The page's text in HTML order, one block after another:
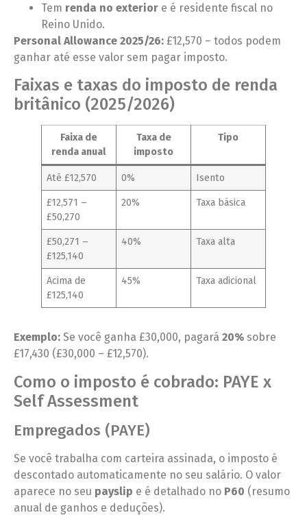
Tem renda no exterior e é residente fiscal no
Reino Unido.
Personal Allowance 2025/26: £12,570 – todos podem
ganhar até esse valor sem pagar imposto.
Faixas e taxas do imposto de renda
britânico (2025/2026)
Faixa de
renda anual
Taxa de
imposto
Tipo
Até £12,570 0% Isento
£12,571 –
£50,270
20% Taxa básica
£50,271 –
£125,140
40% Taxa alta
Acima de
£125,140
45% Taxa adicional
Exemplo: Se você ganha £30,000, pagará 20% sobre
£17,430 (£30,000 – £12,570).
Como o imposto é cobrado: PAYE x
Self Assessment
Empregados (PAYE)
Se você trabalha com carteira assinada, o imposto é
descontado automaticamente no seu salário. O valor
aparece no seu payslip e é detalhado no P60 (resumo
anual de ganhos e deduções).